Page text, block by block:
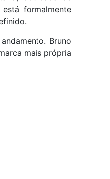
formalmente
Bruno
mais própria